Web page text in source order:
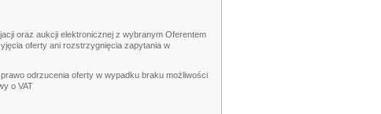
oraz aukcji elektronicznej z wybranym Oferentem
oferty ani rozstrzygnięcia zapytania w
odrzucenia oferty w wypadku braku możliwości
o VAT